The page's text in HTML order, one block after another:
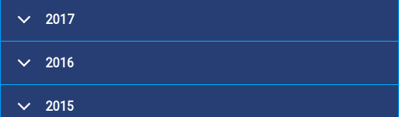
2017
2016
2015